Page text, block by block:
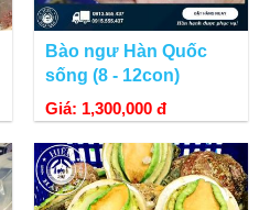
Bào ngư Hàn Quốc
sống (8 - 12con)
Giá: 1,300,000 đ